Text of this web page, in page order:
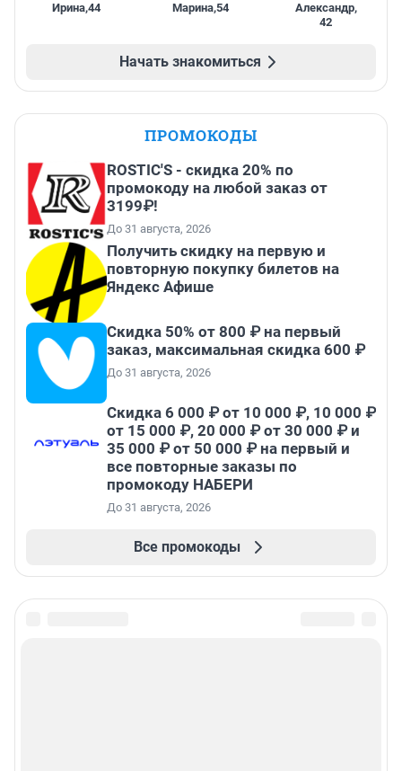
Ирина,44 Марина,54 Александр,
42
Начать знакомиться
ПРОМОКОДЫ
ROSTIC'S - скидка 20% по
промокоду на любой заказ от
3199₽!
До 31 августа, 2026
Получить скидку на первую и
повторную покупку билетов на
Яндекс Афише
Скидка 50% от 800 ₽ на первый
заказ, максимальная скидка 600 ₽
До 31 августа, 2026
Скидка 6 000 ₽ от 10 000 ₽, 10 000 ₽
от 15 000 ₽, 20 000 ₽ от 30 000 ₽ и
35 000 ₽ от 50 000 ₽ на первый и
все повторные заказы по
промокоду НАБЕРИ
До 31 августа, 2026
Все промокоды